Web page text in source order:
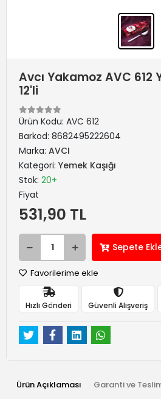
Avcı Yakamoz AVC 612
12'li
Ürün Kodu: AVC 612
Barkod: 8682495222604
Marka: AVCI
Kategori: Yemek Kaşığı
Stok: 20+
Fiyat
531,90 TL
Sepete
Favorilerime ekle
Hızlı Gönderi Güvenli Alışveriş
Ürün Açıklaması Garanti ve